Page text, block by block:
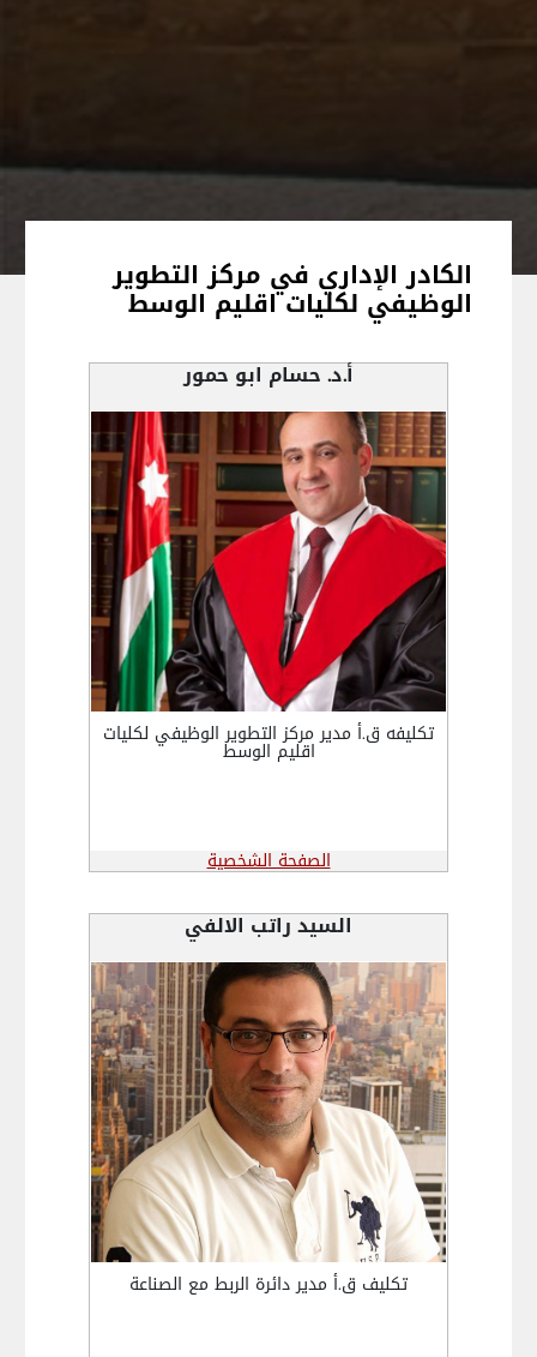
الكادر الإداري في مركز التطوير
الوظيفي لكليات اقليم الوسط
أ.د. حسام ابو حمور
تكليفه ق.أ مدير مركز التطوير الوظيفي لكليات
اقليم الوسط
الصفحة الشخصية
السيد راتب الالفي
تكليف ق.أ مدير دائرة الربط مع الصناعة